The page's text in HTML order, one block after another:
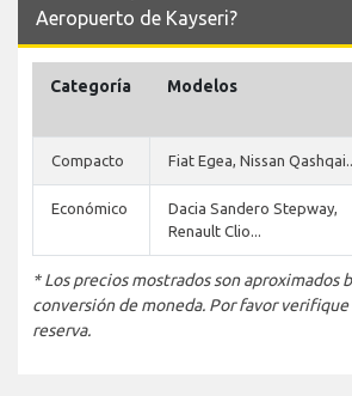
Aeropuerto de Kayseri?
Categoría Modelos
Compacto Fiat Egea, Nissan Qashqai...
Económico
Dacia Sandero Stepway,
Renault Clio...
* Los precios mostrados son aproximados
conversión de moneda. Por favor
reserva.